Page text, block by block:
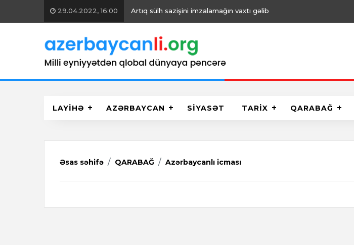
29.04.2022, 16:00 Artıq sülh sazişini imzalamağın vaxtı gəlib
LAYİHƏ AZƏRBAYCAN SİYASƏT TARİX QARABAĞ
Əsas səhifə QARABAĞ Azərbaycanlı icması